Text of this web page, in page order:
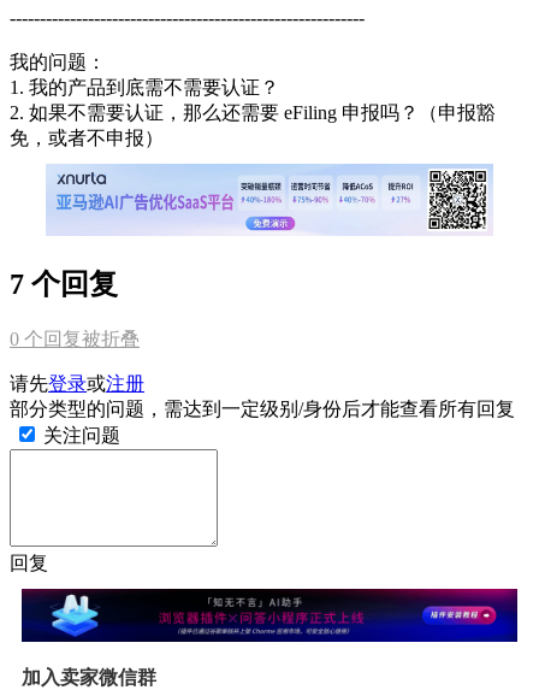
-----------------------------------------------------------
我的问题：
1. 我的产品到底需不需要认证？
2. 如果不需要认证，那么还需要 eFiling 申报吗？（申报豁
免，或者不申报）
7 个回复
0 个回复被折叠
请先登录或注册
部分类型的问题，需达到一定级别/身份后才能查看所有回复
关注问题
回复
加入卖家微信群